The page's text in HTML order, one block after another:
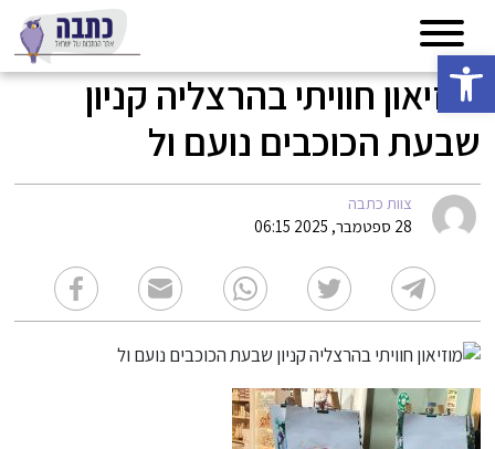
פתח סרגל נגישות
מוזיאון חוויתי בהרצליה קניון
שבעת הכוכבים נועם ול
צוות כתבה
28 ספטמבר, 2025 06:15